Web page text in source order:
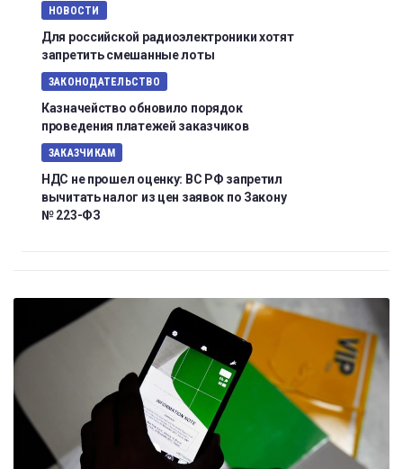
НОВОСТИ
Для российской радиоэлектроники хотят
запретить смешанные лоты
ЗАКОНОДАТЕЛЬСТВО
Казначейство обновило порядок
проведения платежей заказчиков
ЗАКАЗЧИКАМ
НДС не прошел оценку: ВС РФ запретил
вычитать налог из цен заявок по Закону
№ 223-ФЗ